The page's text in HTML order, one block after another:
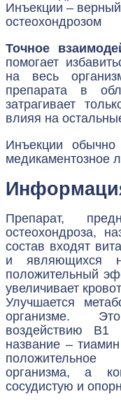
Инъекции –
остеохондрозом
Точное
помогает
на весь
препарата в
затрагивает
влияя на
Инъекции
медикаментозное
Препарат,
остеохондроза,
состав входят
и являющихся
положительный
увеличивает
Улучшается
организме.
воздействию
название –
организма, а
сосудистую и